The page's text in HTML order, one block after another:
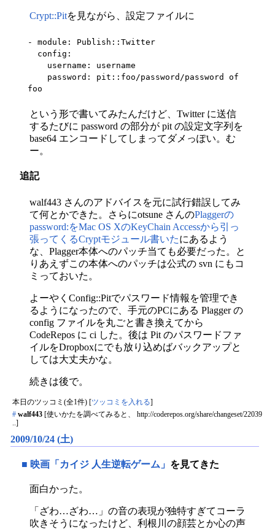
Crypt::Pitを見ながら、設定ファイルに
- module: Publish::Twitter
foo
という形で書いてみたんだけど、Twitter に送信
するたびに password の部分が pit の設定文字列を
base64 エンコードしてしまってダメっぽい。む
ー。
追記
walf443 さんのアドバイスを元に試行錯誤してみ
て何とかできた。さらにotsune さんのPlaggerの
password:をMac OS XのKeyChain Accessから引っ
張ってくるCryptモジュール書いたにあるよう
な、Plagger本体へのパッチ当ても必要だった。と
りあえずこの本体へのパッチは公式の svn にもコ
ミっておいた。
よーやくConfig::Pitでパスワード情報を管理でき
るようになったので、手元のPCにある Plagger の
config ファイルを丸ごと書き換えてから
CodeRepos に ci した。後は Pit のパスワードファ
イルをDropboxにでも放り込めばバックアップと
しては大丈夫かな。
続きは後で。
本日のツッコミ(全1件) [ツッコミを入れる]
# walf443 [使いかたを調べてみると、 http://coderepos.org/share/changeset/22039
..]
2009/10/24 (土)
■ 映画「カイジ 人生逆転ゲーム」 を見てきた
面白かった。
「ざわ…ざわ…」の音の表現が独特すぎてコーラ
吹きそうになったけど、利根川の顔芸とか心の声